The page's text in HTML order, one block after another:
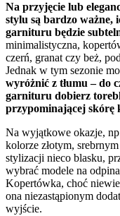
Na przyjęcie lub
stylu są bardzo ważne,
garnituru będzie
minimalistyczna,
czerń, granat czy beż,
Jednak w tym sezonie
wyróżnić z tłumu – do
garnituru dobierz
przypominającej skórę
Na wyjątkowe okazje,
kolorze złotym,
stylizacji nieco blasku,
wybrać modele na
Kopertówka, choć
ona niezastąpionym
wyjście.